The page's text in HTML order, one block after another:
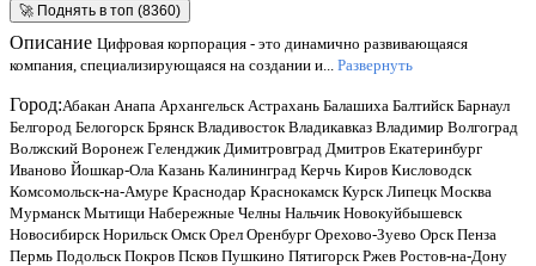
🚀 Поднять в топ (8360)
Описание Цифровая корпорация - это динамично развивающаяся
компания, специализирующаяся на создании и...
Развернуть
Город:Абакан Анапа Архангельск Астрахань Балашиха Балтийск Барнаул
Белгород Белогорск Брянск Владивосток Владикавказ Владимир Волгоград
Волжский Воронеж Геленджик Димитровград Дмитров Екатеринбург
Иваново Йошкар-Ола Казань Калининград Керчь Киров Кисловодск
Комсомольск-на-Амуре Краснодар Краснокамск Курск Липецк Москва
Мурманск Мытищи Набережные Челны Нальчик Новокуйбышевск
Новосибирск Норильск Омск Орел Оренбург Орехово-Зуево Орск Пенза
Пермь Подольск Покров Псков Пушкино Пятигорск Ржев Ростов-на-Дону